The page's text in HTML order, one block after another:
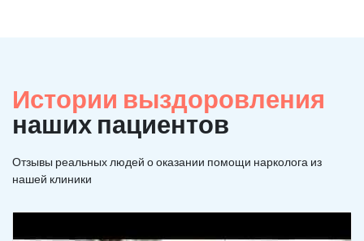
Истории выздоровления
наших пациентов
Отзывы реальных людей о оказании помощи нарколога из
нашей клиники